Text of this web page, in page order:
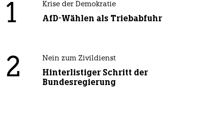
1 Krise der Demokratie
AfD-Wählen als Triebabfuhr
2 Nein zum Zivildienst
Hinterlistiger Schritt der
Bundesregierung